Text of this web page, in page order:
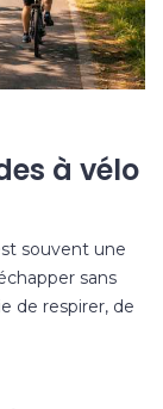
à vélo
souvent une
sans
de respirer, de